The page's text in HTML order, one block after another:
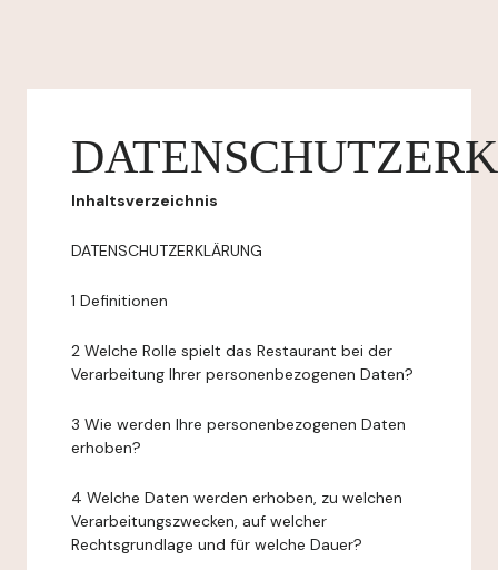
Inhaltsverzeichnis
DATENSCHUTZERKLÄRUNG
1 Definitionen
2 Welche Rolle spielt das Restaurant bei der
Verarbeitung Ihrer personenbezogenen Daten?
3 Wie werden Ihre personenbezogenen Daten
erhoben?
4 Welche Daten werden erhoben, zu welchen
Verarbeitungszwecken, auf welcher
Rechtsgrundlage und für welche Dauer?